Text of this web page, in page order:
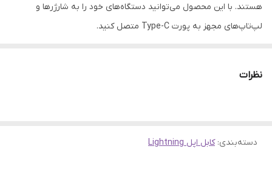
هستند. با این محصول می‌توانید دستگاه‌های خود را به شارژرها و
لپ‌تاپ‌های مجهز به پورت Type-C متصل کنید.
همچنین، طراحی مقاوم و انعطاف‌پذیر آن دوام و طول عمر بالایی را
نظرات
دسته‌بندی:کابل اپل Lightning